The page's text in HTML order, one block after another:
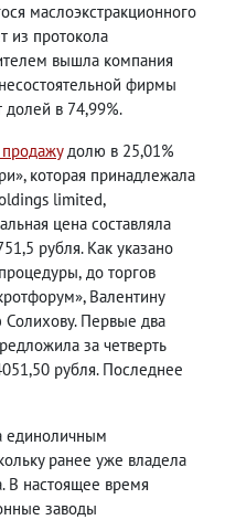
маслоэкстракционного
из протокола
вышла компания
фирмы
долей в 74,99%.
долю в 25,01%
которая принадлежала
limited,
цена составляла
рубля. Как указано
, до торгов
Валентину
Первые два
за четверть
рубля. Последнее
единоличным
ранее уже владела
В настоящее время
заводы